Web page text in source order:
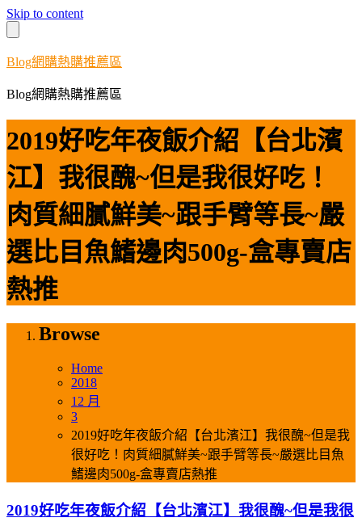
Skip to content
Blog網購熱購推薦區
Blog網購熱購推薦區
2019好吃年夜飯介紹【台北濱
江】我很醜~但是我很好吃！
肉質細膩鮮美~跟手臂等長~嚴
選比目魚鰭邊肉500g-盒專賣店
熱推
Browse
Home
2018
12 月
3
2019好吃年夜飯介紹【台北濱江】我很醜~但是我
很好吃！肉質細膩鮮美~跟手臂等長~嚴選比目魚
鰭邊肉500g-盒專賣店熱推
2019好吃年夜飯介紹【台北濱江】我很醜~但是我很